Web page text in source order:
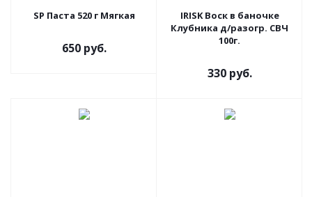
SP Паста 520 г Мягкая
650 руб.
IRISK Воск в баночке
Клубника д/разогр. СВЧ
100г.
330 руб.